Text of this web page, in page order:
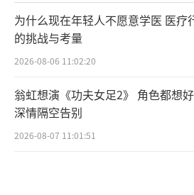
为什么现在年轻人不愿意学医 医疗
的挑战与考量
2026-08-06 11:02:20
翁虹想演《功夫女足2》 角色都想
深情隔空告别
2026-08-07 11:01:51